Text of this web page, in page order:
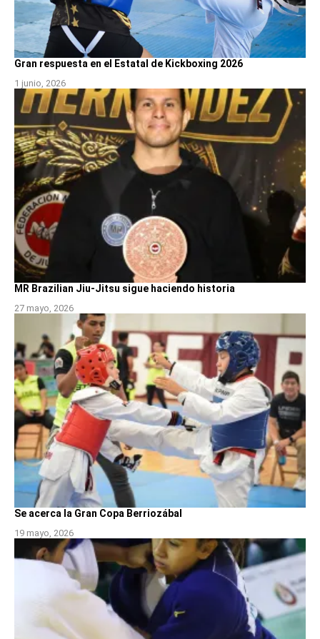
Gran respuesta en el Estatal de Kickboxing 2026
1 junio, 2026
MR Brazilian Jiu-Jitsu sigue haciendo historia
27 mayo, 2026
Se acerca la Gran Copa Berriozábal
19 mayo, 2026